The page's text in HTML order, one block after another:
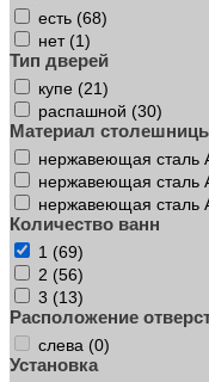
есть (68)
нет (1)
Тип дверей
купе (21)
распашной (30)
Материал
нержавеющая сталь
нержавеющая сталь
нержавеющая сталь
Количество ванн
1 (69)
2 (56)
3 (13)
Расположение
слева (0)
Установка